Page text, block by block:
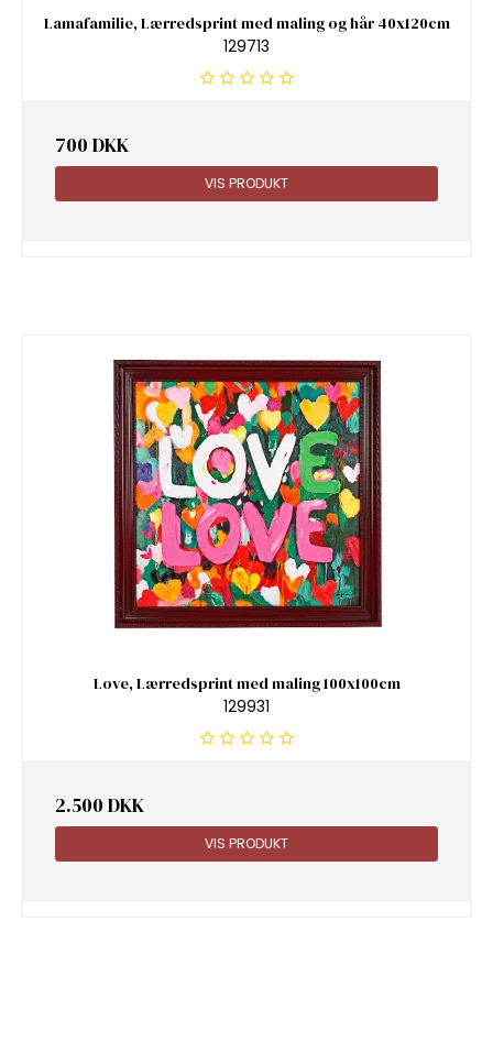
Lamafamilie, Lærredsprint med maling og hår 40x120cm
129713
700 DKK
VIS PRODUKT
Love, Lærredsprint med maling 100x100cm
129931
2.500 DKK
VIS PRODUKT